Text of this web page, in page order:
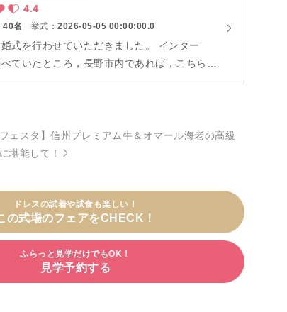
4.4
40名 挙式：2026-05-05 00:00:00.0
式を行わせていただきました。 インター
ていたところ，長野市内であれば，こちらが
」くらいだったのですが，担当のウエディン
さんの結婚式愛，実際に式を挙げた人のエン
ビー，美しいチャペル，おいしいご飯... これ
っかくやるならちゃんとやりたい」そう思いま
ことにしたのでした。 そして，迎えた
。 当日，ドレスに身を包み，今までにないく
いな妻や，伴侶を迎え，大人への一歩を踏み出
ェスタ】信州プレミアム牛＆オマール海老の高級
堪能して！
ドレスの試着や試食も楽しい！
の式場のフェアをCHECK！
ふらっと見学だけでもOK！
見学予約する